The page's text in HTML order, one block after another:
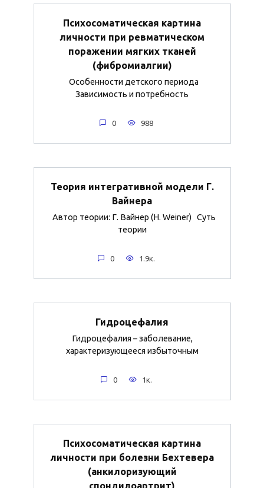
Психосоматическая картина
личности при ревматическом
поражении мягких тканей
(фибромиалгии)
Особенности детского периода
Зависимость и потребность
0 988
Теория интегративной модели Г.
Вайнера
Автор теории: Г. Вайнер (H. Weiner) Суть
теории
0 1.9к.
Гидроцефалия
Гидроцефалия – заболевание,
характеризующееся избыточным
0 1к.
Психосоматическая картина
личности при болезни Бехтевера
(анкилоризующий
спондилоартрит)